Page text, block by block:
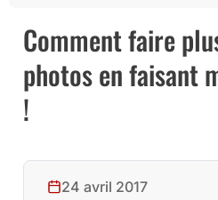
Comment faire
photos en faisant
!
24 avril 2017